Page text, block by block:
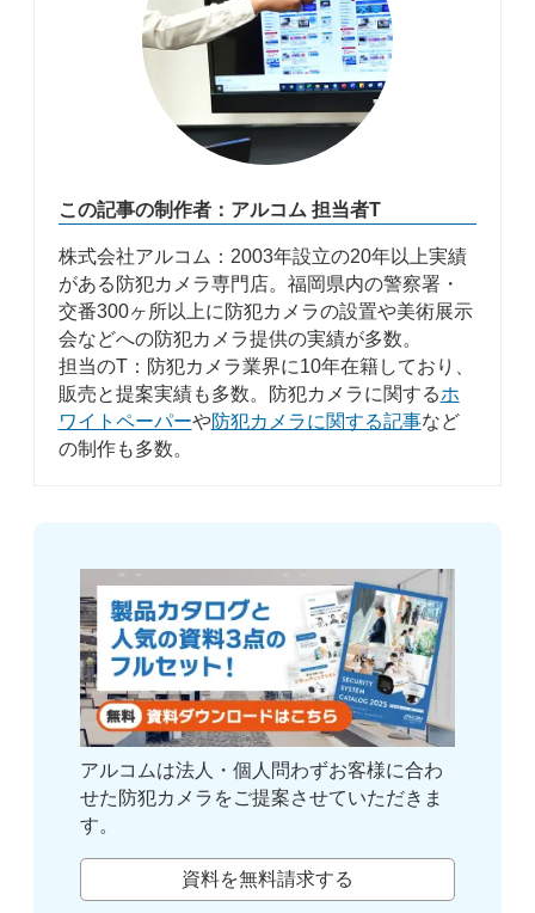
この記事の制作者：アルコム 担当者T
株式会社アルコム：2003年設立の20年以上実績
がある防犯カメラ専門店。福岡県内の警察署・
交番300ヶ所以上に防犯カメラの設置や美術展示
会などへの防犯カメラ提供の実績が多数。
担当のT：防犯カメラ業界に10年在籍しており、
販売と提案実績も多数。防犯カメラに関するホ
ワイトペーパーや防犯カメラに関する記事など
の制作も多数。
アルコムは法人・個人問わずお客様に合わ
せた防犯カメラをご提案させていただきま
す。
資料を無料請求する